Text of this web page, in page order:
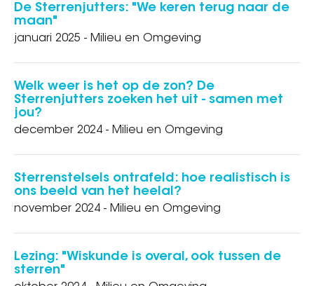
De Sterrenjutters: "We keren terug naar de
maan"
januari 2025 - Milieu en Omgeving
Welk weer is het op de zon? De
Sterrenjutters zoeken het uit - samen met
jou?
december 2024 - Milieu en Omgeving
Sterrenstelsels ontrafeld: hoe realistisch is
ons beeld van het heelal?
november 2024 - Milieu en Omgeving
Lezing: "Wiskunde is overal, ook tussen de
sterren"